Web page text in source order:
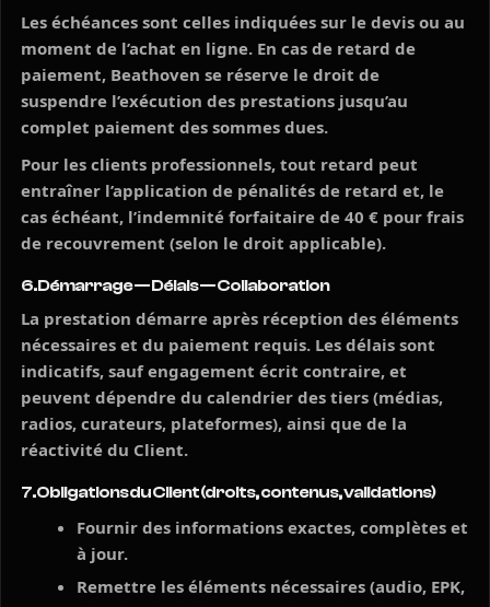
Les échéances sont celles indiquées sur le devis ou au
moment de l’achat en ligne. En cas de retard de
paiement, Beathoven se réserve le droit de
suspendre l’exécution des prestations jusqu’au
complet paiement des sommes dues.
Pour les clients professionnels, tout retard peut
entraîner l’application de pénalités de retard et, le
cas échéant, l’indemnité forfaitaire de 40 € pour frais
de recouvrement (selon le droit applicable).
6. Démarrage — Délais — Collaboration
La prestation démarre après réception des éléments
nécessaires et du paiement requis. Les délais sont
indicatifs, sauf engagement écrit contraire, et
peuvent dépendre du calendrier des tiers (médias,
radios, curateurs, plateformes), ainsi que de la
réactivité du Client.
7. Obligations du Client (droits, contenus, validations)
Fournir des informations exactes, complètes et
à jour.
Remettre les éléments nécessaires (audio, EPK,